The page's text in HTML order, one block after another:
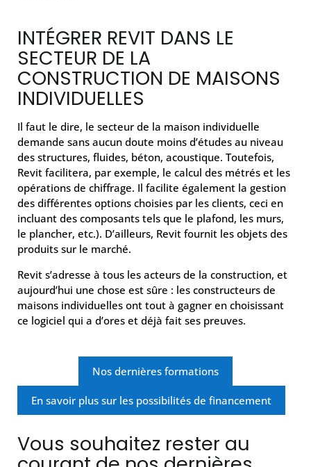
INTÉGRER REVIT DANS LE
SECTEUR DE LA
CONSTRUCTION DE MAISONS
INDIVIDUELLES
Il faut le dire, le secteur de la maison individuelle
demande sans aucun doute moins d’études au niveau
des structures, fluides, béton, acoustique. Toutefois,
Revit facilitera, par exemple, le calcul des métrés et les
opérations de chiffrage. Il facilite également la gestion
des différentes options choisies par les clients, ceci en
incluant des composants tels que le plafond, les murs,
le plancher, etc.). D’ailleurs, Revit fournit les objets des
produits sur le marché.
Revit s’adresse à tous les acteurs de la construction, et
aujourd’hui une chose est sûre : les constructeurs de
maisons individuelles ont tout à gagner en choisissant
ce logiciel qui a d’ores et déjà fait ses preuves.
Nos dernières formations
En savoir plus sur les possibilités de financement
Vous souhaitez rester au